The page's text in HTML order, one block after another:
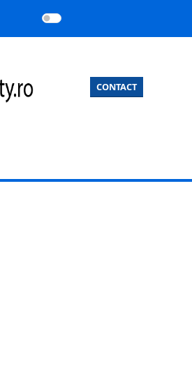
CONTACT